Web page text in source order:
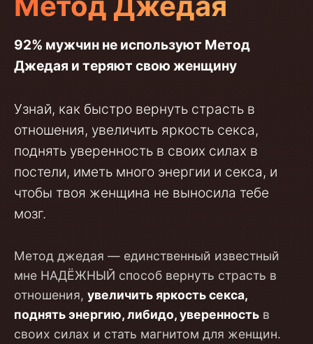
92% мужчин не используют Метод
Джедая и теряют свою женщину
Узнай, как быстро вернуть страсть в
отношения, увеличить яркость секса,
поднять уверенность в своих силах в
постели, иметь много энергии и секса, и
чтобы твоя женщина не выносила тебе
мозг.
Метод джедая — единственный известный
мне НАДЁЖНЫЙ способ вернуть страсть в
отношения, увеличить яркость секса,
поднять энергию, либидо, уверенность в
своих силах и стать магнитом для женщин.